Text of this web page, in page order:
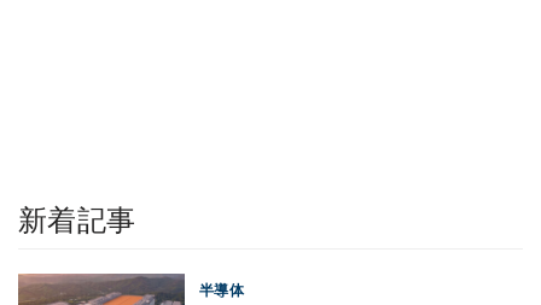
新着記事
半導体